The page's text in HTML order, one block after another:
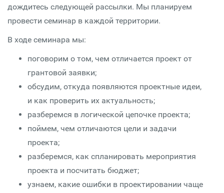
дождитесь следующей рассылки. Мы планируем
провести семинар в каждой территории.
В ходе семинара мы:
поговорим о том, чем отличается проект от
грантовой заявки;
обсудим, откуда появляются проектные идеи,
и как проверить их актуальность;
разберемся в логической цепочке проекта;
поймем, чем отличаются цели и задачи
проекта;
разберемся, как спланировать мероприятия
проекта и посчитать бюджет;
узнаем, какие ошибки в проектировании чаще